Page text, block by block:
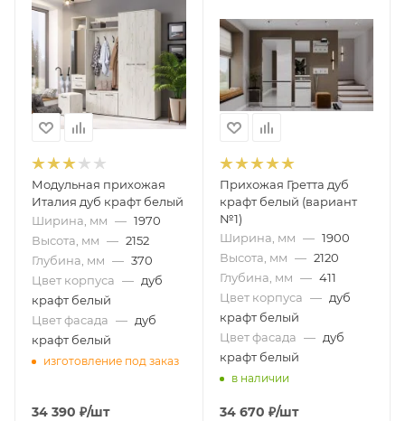
Модульная прихожая
Италия дуб крафт белый
Ширина, мм — 1970
Высота, мм — 2152
Глубина, мм — 370
Цвет корпуса — дуб
крафт белый
Цвет фасада — дуб
крафт белый
изготовление под заказ
34 390 ₽/шт
Прихожая Гретта дуб
крафт белый (вариант
№1)
Ширина, мм — 1900
Высота, мм — 2120
Глубина, мм — 411
Цвет корпуса — дуб
крафт белый
Цвет фасада — дуб
крафт белый
в наличии
34 670 ₽/шт